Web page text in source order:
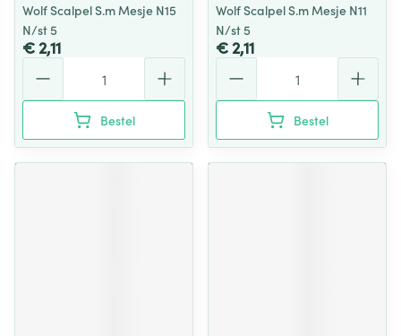
Wolf Scalpel S.m Mesje N15
N/st 5
€ 2,11
Bestel
Wolf Scalpel S.m Mesje N11
N/st 5
€ 2,11
Bestel